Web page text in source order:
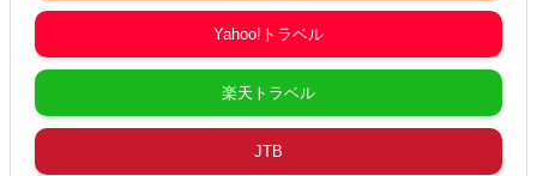
🛏️イビスバジェット梅田
DAY３
大阪・関西万博２日目
「焼きそばセンター」
Yahoo!トラベル
楽天トラベル
JTB